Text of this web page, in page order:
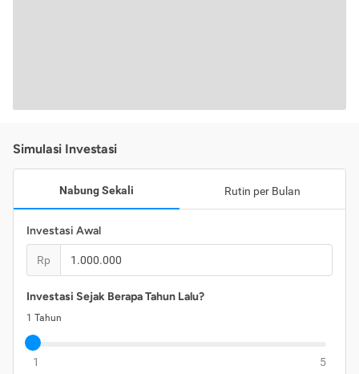
Simulasi Investasi
Nabung Sekali Rutin per Bulan
Investasi Awal
Rp
Investasi Sejak Berapa Tahun Lalu?
1 Tahun
1 5